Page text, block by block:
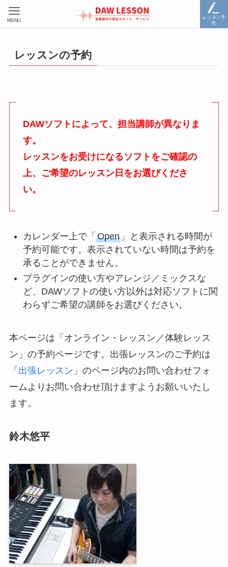
レッスン予
約
MENU
レッスンの予約
DAWソフトによって、担当講師が異なりま
す。
レッスンをお受けになるソフトをご確認の
上、ご希望のレッスン日をお選びくださ
い。
カレンダー上で「 Open」と表示される時間が
予約可能です。表示されていない時間は予約を
承ることができません。
プラグインの使い方やアレンジ／ミックスな
ど、DAWソフトの使い方以外は対応ソフトに関
わらずご希望の講師をお選びください。
本ページは「オンライン・レッスン／体験レッス
ン」の予約ページです。出張レッスンのご予約は
「 出張レッスン 」のページ内のお問い合わせフォ
ームよりお問い合わせ頂けますようお願いいたし
ます。
鈴木悠平